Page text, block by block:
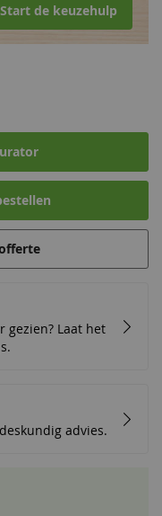
Start de keuzehulp
gezien? Laat het
advies.